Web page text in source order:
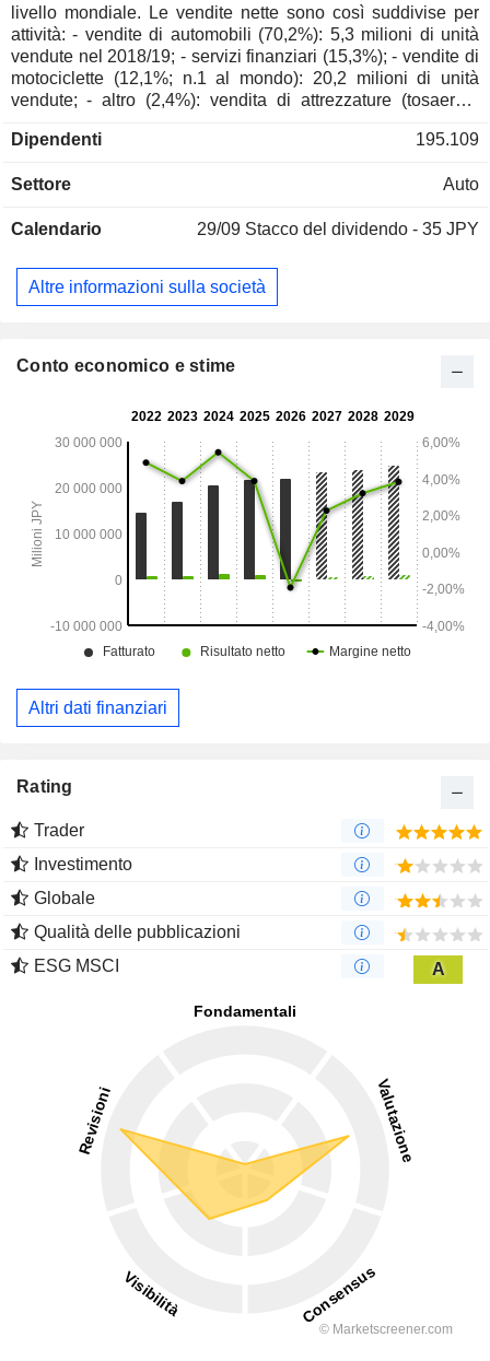
livello mondiale. Le vendite nette sono così suddivise per
attività: - vendite di automobili (70,2%): 5,3 milioni di unità
vendute nel 2018/19; - servizi finanziari (15,3%); - vendite di
motociclette (12,1%; n.1 al mondo): 20,2 milioni di unità
vendute; - altro (2,4%): vendita di attrezzature (tosaerba,
ecc.) Le vendite nette sono distribuite geograficamente
America (54,5%), Europa (4,7%) e altro (4,7%).
Dipendenti 195.109
Settore Auto
Calendario 29/09 Stacco del dividendo - 35 JPY
Altre informazioni sulla società
Conto economico e stime
Altri dati finanziari
Rating
Trader
Investimento
Globale
Qualità delle pubblicazioni
ESG MSCI
A